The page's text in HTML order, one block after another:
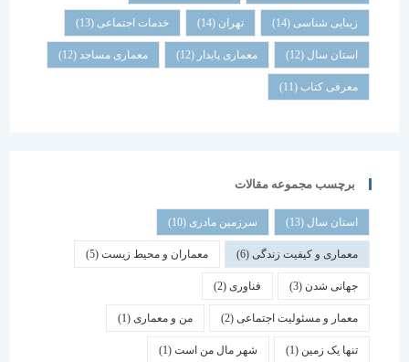
زیبایی شناسی (14) تهران خدمات اجتماعی (13)
استان سال(12) معماری پایدار (12) معماری مساجد(12)
معرفی کتاب(11)
برچسب مجموعه مقالات
استان سال(13) سرزمین مادری(10)
معماری و کیفیت زندگی(6) معماران و محیط زیست(5)
جهانی شدن(3) فناوری (2)
معمار و مسئولیت اجتماعی (2) من و معماری (1)
تنها یک زمین(1) شهر مال من است(1)